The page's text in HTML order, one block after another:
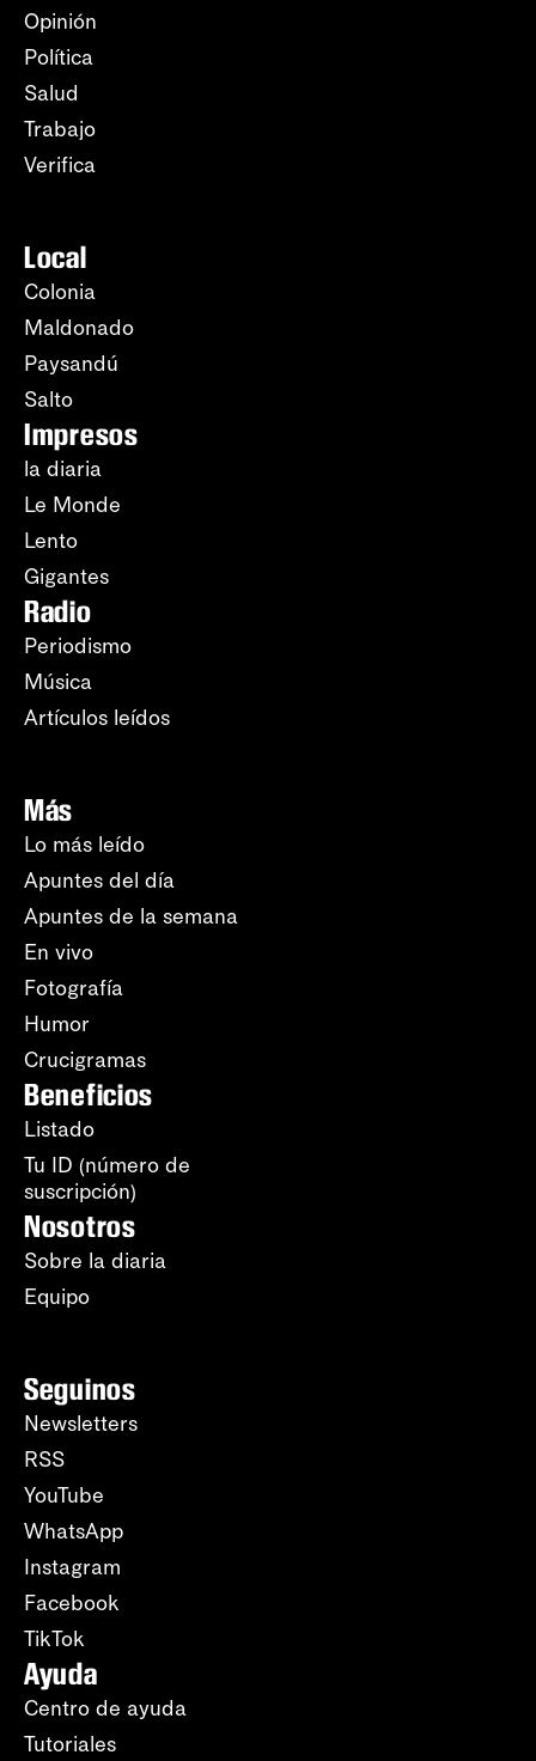
Opinión
Política
Salud
Trabajo
Verifica
Local
Colonia
Maldonado
Paysandú
Salto
Impresos
la diaria
Le Monde
Lento
Gigantes
Radio
Periodismo
Música
Artículos leídos
Más
Lo más leído
Apuntes del día
Apuntes de la semana
En vivo
Fotografía
Humor
Crucigramas
Beneficios
Listado
Tu ID (número de
suscripción)
Nosotros
Sobre la diaria
Equipo
Seguinos
Newsletters
RSS
YouTube
WhatsApp
Instagram
Facebook
TikTok
Ayuda
Centro de ayuda
Tutoriales